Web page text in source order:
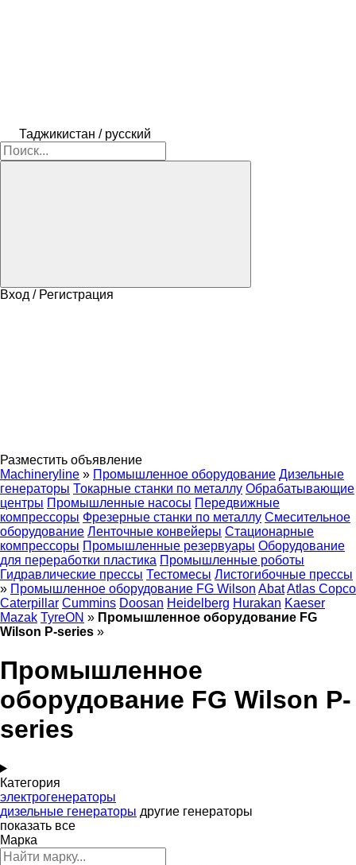
Таджикистан / русский
Вход / Регистрация
Разместить объявление
Machineryline » Промышленное оборудование Дизельные
генераторы Токарные станки по металлу Обрабатывающие
центры Промышленные насосы Передвижные
компрессоры Фрезерные станки по металлу Смесительное
оборудование Ленточные конвейеры Стационарные
компрессоры Промышленные резервуары Оборудование
для переработки пластика Промышленные роботы
Гидравлические прессы Тестомесы Листогибочные прессы
» Промышленное оборудование FG Wilson AbatAtlas Copco
Caterpillar Cummins Doosan Heidelberg Hurakan Kaeser
Mazak TyreON » Промышленное оборудование FG
Wilson P-series »
Промышленное
оборудование FG Wilson P-
series
Категория
электрогенераторы
дизельные генераторы другие генераторы
показать все
Марка